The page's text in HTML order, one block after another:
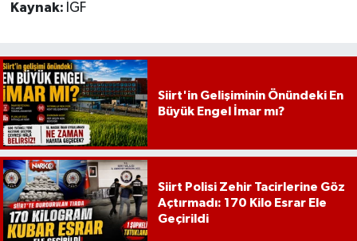
Kaynak: İGF
Siirt'in Gelişiminin Önündeki En
Büyük Engel İmar mı?
Siirt Polisi Zehir Tacirlerine Göz
Açtırmadı: 170 Kilo Esrar Ele
Geçirildi